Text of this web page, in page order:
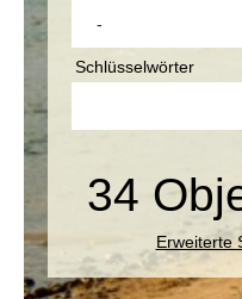
Schlüsselwörter
34
Erweiterte